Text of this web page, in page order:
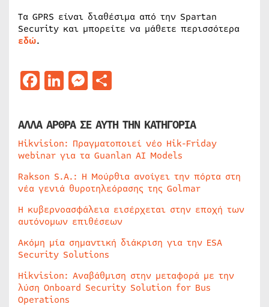
Τα GPRS είναι διαθέσιμα από την Spartan
Security και μπορείτε να μάθετε περισσότερα
εδώ.
Facebook
LinkedIn
Messenger
ΑΛΛΑ ΑΡΘΡΑ ΣΕ ΑΥΤΗ ΤΗΝ ΚΑΤΗΓΟΡΙΑ
Hikvision: Πραγματοποιεί νέο Hik-Friday
webinar για τα Guanlan AI Models
Rakson S.A.: Η Μούρθια ανοίγει την πόρτα στη
νέα γενιά θυροτηλεόρασης της Golmar
Η κυβερνοασφάλεια εισέρχεται στην εποχή των
αυτόνομων επιθέσεων
Ακόμη μία σημαντική διάκριση για την ESA
Security Solutions
Hikvision: Αναβάθμιση στην μεταφορά με την
λύση Onboard Security Solution for Bus
Operations